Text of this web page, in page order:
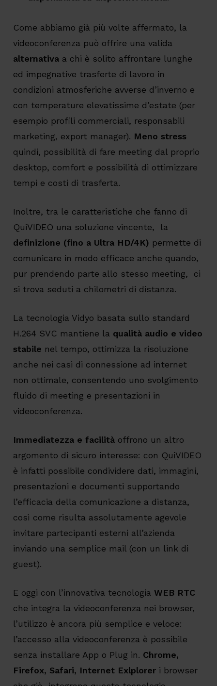
Come abbiamo già più volte affermato, la
videoconferenza può offrire una valida
alternativaa chi è solito affrontare lunghe
ed impegnative trasferte di lavoro in
condizioni atmosferiche avverse d’inverno e
con temperature elevatissime d’estate (per
esempio profili commerciali, responsabili
marketing, export manager). Meno stress
quindi, possibilità di fare meeting dal proprio
desktop, comfort e possibilità di ottimizzare
tempi e costi di trasferta.
Inoltre, tra le caratteristiche che fanno di
QuiVIDEO una soluzione vincente, la
definizione (fino a Ultra HD/4K) permette di
comunicare in modo efficace anche quando,
pur prendendo parte allo stesso meeting, ci
si trova seduti a chilometri di distanza.
La tecnologia Vidyo basata sullo standard
H.264 SVC mantiene la qualità audio e video
stabile nel tempo, ottimizza la risoluzione
anche nei casi di connessione ad internet
non ottimale, consentendo uno svolgimento
fluido di meeting e presentazioni in
videoconferenza.
Immediatezza e facilità offrono un altro
argomento di sicuro interesse: con QuiVIDEO
è infatti possibile condividere dati, immagini,
presentazioni e documenti supportando
l’efficacia della comunicazione a distanza,
così come risulta assolutamente agevole
invitare partecipanti esterni all’azienda
inviando una semplice mail (con un link di
guest).
E oggi con l’innovativa tecnologia WEB RTC
che integra la videoconferenza nei browser,
l’utilizzo è ancora più semplice e veloce:
l’accesso alla videoconferenza è possibile
senza installare App o Plug in. Chrome,
Firefox, Safari, Internet Exlploreri browser